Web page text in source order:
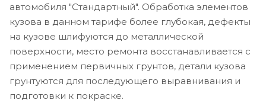
автомобиля "Стандартный". Обработка элементов
кузова в данном тарифе более глубокая, дефекты
на кузове шлифуются до металлической
поверхности, место ремонта восстанавливается с
применением первичных грунтов, детали кузова
грунтуются для последующего выравнивания и
подготовки к покраске.